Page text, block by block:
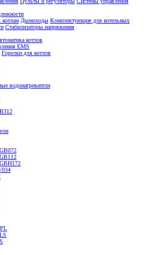
котлам Дымоходы Комплектующие для котельных
Стабилизаторы напряжения
котлов
EMS
Горелки для котлов
водонагреватели
034